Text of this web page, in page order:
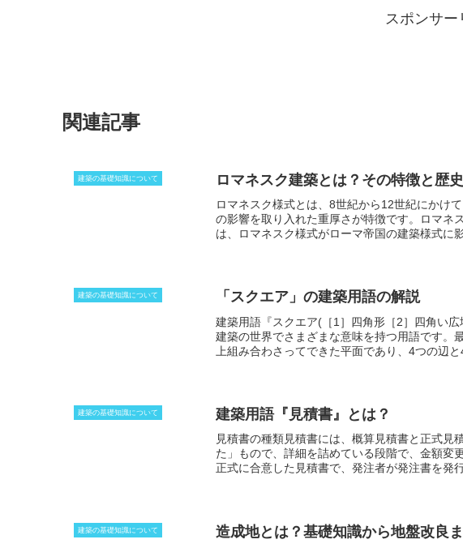
スポンサー
関連記事
建築の基礎知識について ロマネスク建築とは？その特徴と歴
ロマネスク様式とは、8世紀から12世紀にかけ
の影響を取り入れた重厚さが特徴です。ロマネ
は、ロマネスク様式がローマ帝国の建築様式に
建築の基礎知識について 「スクエア」の建築用語の解説
建築用語『スクエア(［1］四角形［2］四角い
建築の世界でさまざまな意味を持つ用語です。
上組み合わさってできた平面であり、4つの辺
規のことです。直角定規とは、90度の直角を作
や施工に不可欠な道具です。
建築の基礎知識について 建築用語『見積書』とは？
見積書の種類見積書には、概算見積書と正式見
た」もので、詳細を詰めている段階で、金額変
正式に合意した見積書で、発注者が発注書を発
合
建築の基礎知識について 造成地とは？基礎知識から地盤改良